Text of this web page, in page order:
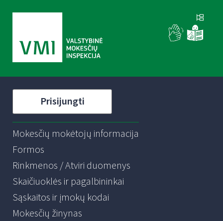
Prisijungti
Mokesčių mokėtojų informacija
Formos
Rinkmenos / Atviri duomenys
Skaičiuoklės ir pagalbininkai
Sąskaitos ir įmokų kodai
Mokesčių žinynas